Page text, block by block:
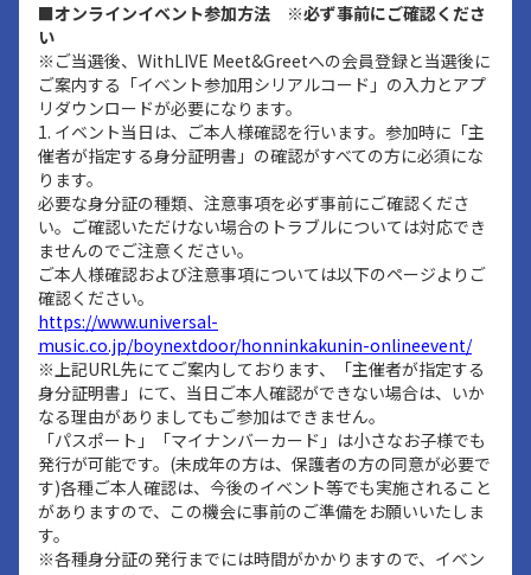
■オンラインイベント参加方法 ※必ず事前にご確認くださ
い
※ご当選後、WithLIVE Meet&Greetへの会員登録と当選後に
ご案内する「イベント参加用シリアルコード」の入力とアプ
リダウンロードが必要になります。
1. イベント当日は、ご本人様確認を行います。参加時に「主
催者が指定する身分証明書」の確認がすべての方に必須にな
ります。
必要な身分証の種類、注意事項を必ず事前にご確認くださ
い。ご確認いただけない場合のトラブルについては対応でき
ませんのでご注意ください。
ご本人様確認および注意事項については以下のページよりご
確認ください。
https://www.universal-
music.co.jp/boynextdoor/honninkakunin-onlineevent/
※上記URL先にてご案内しております、「主催者が指定する
身分証明書」にて、当日ご本人確認ができない場合は、いか
なる理由がありましてもご参加はできません。
「パスポート」「マイナンバーカード」は小さなお子様でも
発行が可能です。(未成年の方は、保護者の方の同意が必要で
す)各種ご本人確認は、今後のイベント等でも実施されること
がありますので、この機会に事前のご準備をお願いいたしま
す。
※各種身分証の発行までには時間がかかりますので、イベン